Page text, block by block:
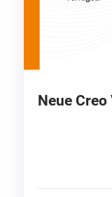
Neue